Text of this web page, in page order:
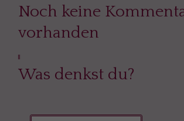
Noch keine
vorhanden
Was denkst du?